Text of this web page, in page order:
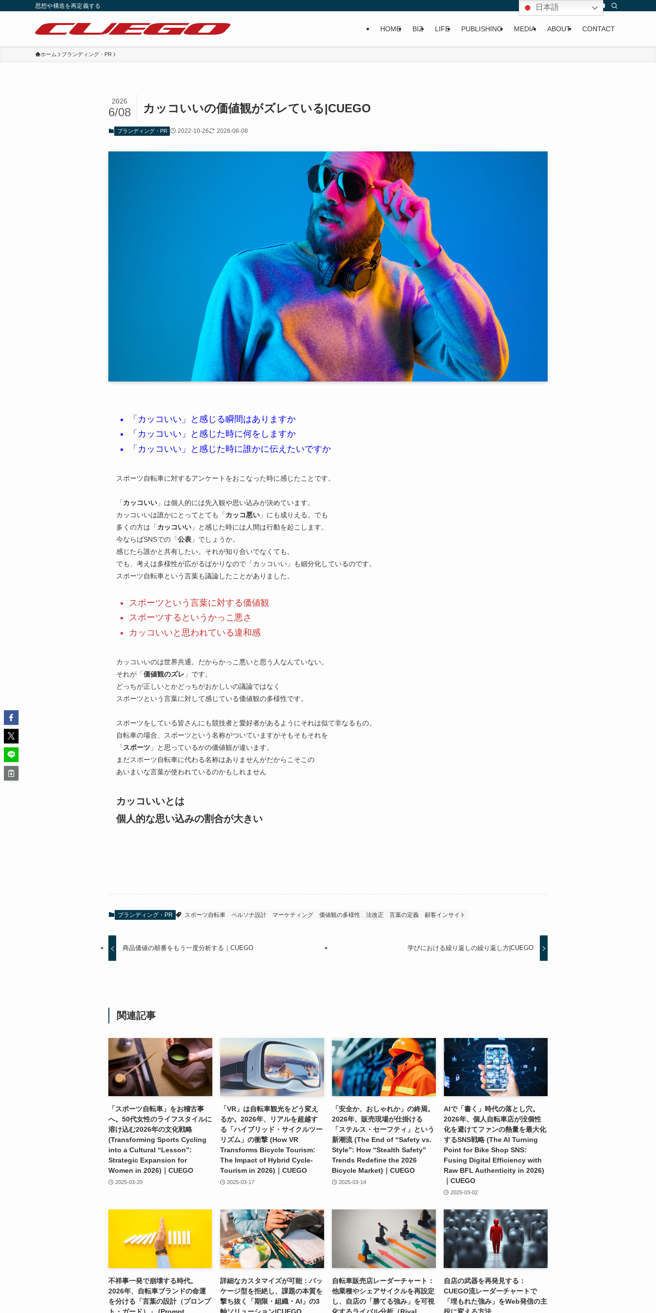
思想や構造を再定義する
HOME BIZ LIFE PUBLISHING MEDIA ABOUT CONTACT
ホーム ブランディング・PR
カッコいいの価値観がズレている|CUEGO
2026
6/08
ブランディング・PR 2022-10-26 2026-06-08
「カッコいい」と感じる瞬間はありますか
「カッコいい」と感じた時に何をしますか
「カッコいい」と感じた時に誰かに伝えたいですか
スポーツ自転車に対するアンケートをおこなった時に感じたことです。
「カッコいい 」は個人的には先入観や思い込みが決めています。
カッコいいは誰かにとってとても「カッコ悪い 」にも成りえる。でも
多くの方は「カッコいい 」と感じた時には人間は行動を起こします。
今ならばSNSでの「公表 」でしょうか。
感じたら誰かと共有したい。それが知り合いでなくても。
でも、考えは多様性が広がるばかりなので「カッコいい」も細分化しているのです。
スポーツ自転車という言葉も議論したことがありました。
スポーツという言葉に対する価値観
スポーツするというかっこ悪さ
カッコいいと思われている違和感
カッコいいのは世界共通。だからかっこ悪いと思う人なんていない。
それが「価値観のズレ 」です。
どっちが正しいとかどっちがおかしいの議論ではなく
スポーツという言葉に対して感じている価値観の多様性です。
スポーツをしている皆さんにも競技者と愛好者があるようにそれは似て非なるもの。
自転車の場合、スポーツという名称がついていますがそもそもそれを
「 スポーツ 」と思っているかの価値観が違います。
まだスポーツ自転車に代わる名称はありませんがだからこそこの
あいまいな言葉が使われているのかもしれません
カッコいいとは
個人的な思い込みの割合が大きい
ブランディング・PR スポーツ自転車 ペルソナ設計 マーケティング 価値観の多様性 法改正 言葉の定義 顧客インサイト
商品価値の順番をもう一度分析する｜CUEGO 学びにおける繰り返しの繰り返し方|CUEGO
関連記事
「スポーツ自転車」をお稽古事
へ。50代女性のライフスタイルに
溶け込む2026年の文化戦略
(Transforming Sports Cycling
into a Cultural “Lesson”:
Strategic Expansion for
Women in 2026)｜CUEGO
2025-03-20
「VR」は自転車観光をどう変え
るか。2026年、リアルを超越す
る「ハイブリッド・サイクルツー
リズム」の衝撃 (How VR
Transforms Bicycle Tourism:
The Impact of Hybrid Cycle-
Tourism in 2026)｜CUEGO
2025-03-17
「安全か、おしゃれか」の終焉。
2026年、販売現場が仕掛ける
「ステルス・セーフティ」という
新潮流 (The End of “Safety vs.
Style”: How “Stealth Safety”
Trends Redefine the 2026
Bicycle Market)｜CUEGO
2025-03-14
AIで「書く」時代の落とし穴。
2026年、個人自転車店が没個性
化を避けてファンの熱量を最大化
するSNS戦略 (The AI Turning
Point for Bike Shop SNS:
Fusing Digital Efficiency with
Raw BFL Authenticity in 2026)
｜CUEGO
2025-03-02
不祥事一発で崩壊する時代。
2026年、自転車ブランドの命運
を分ける「言葉の設計（プロンプ
詳細なカスタマイズが可能：パッ
ケージ型を拒絶し、課題の本質を
撃ち抜く「期限・組織・AI」の3
自転車販売店レーダーチャート：
他業種やシェアサイクルを再設定
し、自店の「勝てる強み」を可視
自店の武器を再発見する：
CUEGO流レーダーチャートで
「埋もれた強み」をWeb発信の主
日本語